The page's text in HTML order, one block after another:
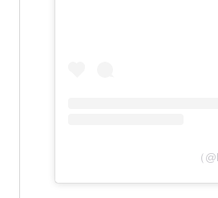
（